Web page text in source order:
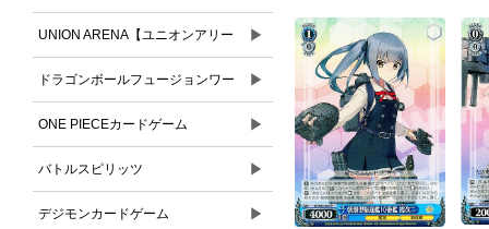
UNION ARENA【ユニオンアリー
ナ】
▶
ドラゴンボールフュージョンワー
ルド
▶
ONE PIECEカードゲーム ▶
バトルスピリッツ ▶
デジモンカードゲーム ▶